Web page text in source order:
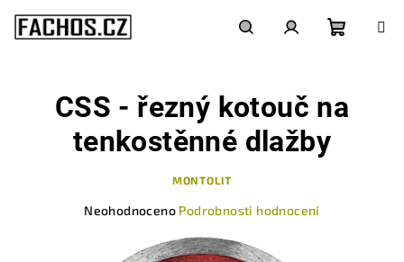
obsah
košík
CSS - řezný kotouč na
tenkostěnné dlažby
MONTOLIT
Neohodnoceno Podrobnosti hodnocení